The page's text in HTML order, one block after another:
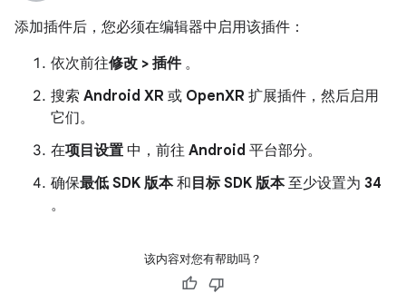
添加插件后，您必须在编辑器中启用该插件：
依次前往修改 > 插件。
搜索 Android XR 或 OpenXR 扩展插件，然后启用
它们。
在项目设置 中，前往 Android 平台部分。
确保最低 SDK 版本和 目标 SDK 版本至少设置为 34
。
该内容对您有帮助吗？